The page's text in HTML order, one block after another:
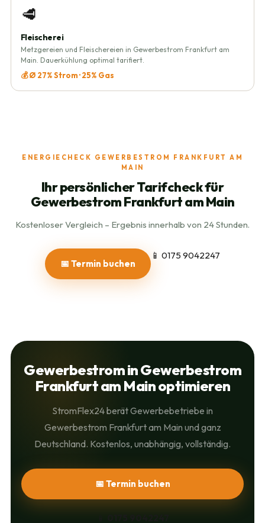
🥩
Fleischerei
Metzgereien und Fleischereien in Gewerbestrom Frankfurt am
Main. Dauerkühlung optimal tarifiert.
💰 Ø 27% Strom · 25% Gas
ENERGIECHECK GEWERBESTROM FRANKFURT AM
MAIN
Ihr persönlicher Tarifcheck für
Gewerbestrom Frankfurt am Main
Kostenloser Vergleich – Ergebnis innerhalb von 24 Stunden.
📅 Termin buchen
📱 0175 9042247
Gewerbestrom in Gewerbestrom
Frankfurt am Main optimieren
StromFlex24 berät Gewerbebetriebe in
Gewerbestrom Frankfurt am Main und ganz
Deutschland. Kostenlos, unabhängig, vollständig.
📅 Termin buchen